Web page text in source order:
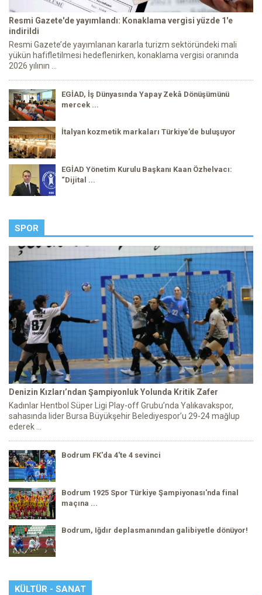
Resmi Gazete'de yayımlandı: Konaklama vergisi yüzde 1'e
indirildi
Resmi Gazete’de yayımlanan kararla turizm sektöründeki mali
yükün hafifletilmesi hedeflenirken, konaklama vergisi oranında
2026 yılının ...
EGİAD, İş Dünyasında Yapay Zekâ Dönüşümünü
mercek ...
İtalyan kozmetik markaları Türkiye’de buluşuyor
EGİAD Yönetim Kurulu Başkanı Kaan Özhelvacı:
“Dijital ...
SPOR
Denizin Kızları’ndan Şampiyonluk Yolunda Kritik Zafer
Kadınlar Hentbol Süper Ligi Play-off Grubu’nda Yalıkavakspor,
sahasında lider Bursa Büyükşehir Belediyespor’u 29-24 mağlup
ederek ...
Bodrum FK'da 4'te 4 sevinci
Bodrum 1925 Spor Türkiye Şampiyonası'nda final
maçına ...
Bodrum, Iğdır deplasmanından galibiyetle dönüyor!
KÜLTÜR - SANAT